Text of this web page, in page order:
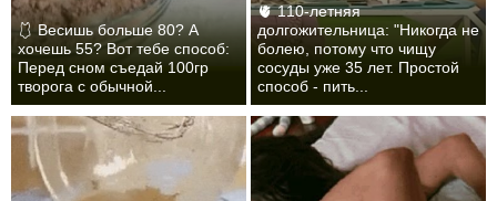
🩱 Весишь больше 80? А
хочешь 55? Вот тебе способ:
Перед сном съедай 100гр
творога с обычной...
🫀 110-летняя
долгожительница: "Никогда не
болею, потому что чищу
сосуды уже 35 лет. Простой
способ - пить...